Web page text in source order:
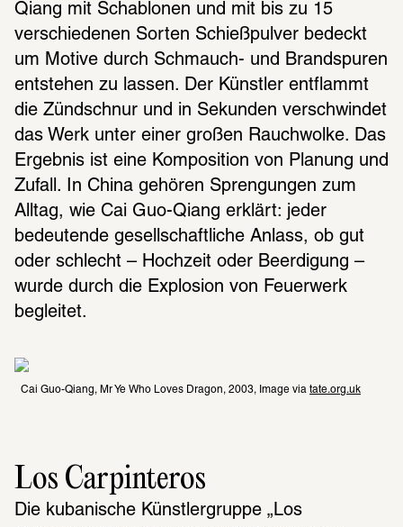
Qiang mit Schablonen und mit bis zu 15
verschiedenen Sorten Schießpulver bedeckt
um Motive durch Schmauch- und Brandspuren
entstehen zu lassen. Der Künstler entflammt
die Zündschnur und in Sekunden verschwindet
das Werk unter einer großen Rauchwolke. Das
Ergebnis ist eine Komposition von Planung und
Zufall. In China gehören Sprengungen zum
Alltag, wie Cai Guo-Qiang erklärt: jeder
bedeutende gesellschaftliche Anlass, ob gut
oder schlecht – Hochzeit oder Beerdigung –
wurde durch die Explosion von Feuerwerk
begleitet.
Cai Guo-Qiang, Mr Ye Who Loves Dragon, 2003, Image via tate.org.uk
Los Carpinteros
Die kubanische Künstlergruppe „Los